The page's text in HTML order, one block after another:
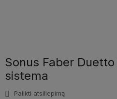
Sonus Faber
sistema
Palikti atsiliepimą